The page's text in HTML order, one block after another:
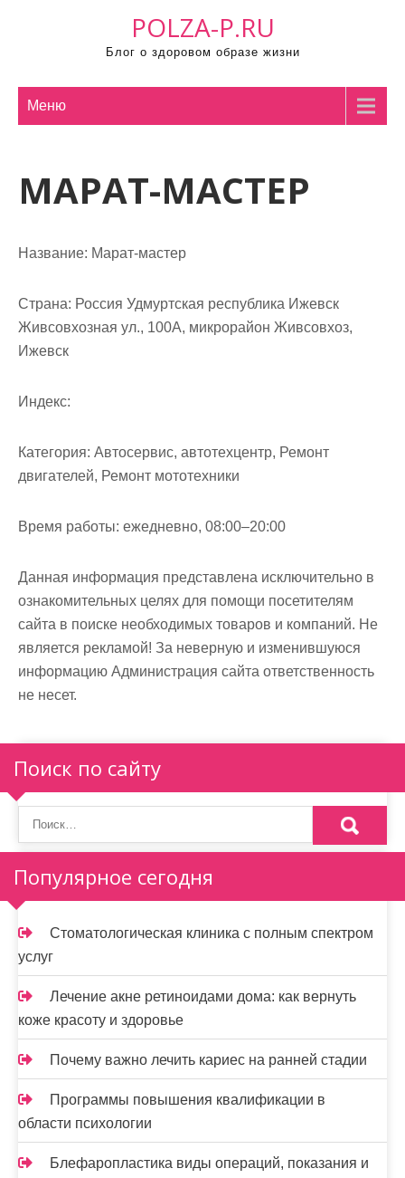
POLZA-P.RU
Блог о здоровом образе жизни
Меню
МАРАТ-МАСТЕР
Название: Марат-мастер
Страна: Россия Удмуртская республика Ижевск
Живсовхозная ул., 100А, микрорайон Живсовхоз,
Ижевск
Индекс:
Категория: Автосервис, автотехцентр, Ремонт
двигателей, Ремонт мототехники
Время работы: ежедневно, 08:00–20:00
Данная информация представлена исключительно в
ознакомительных целях для помощи посетителям
сайта в поиске необходимых товаров и компаний. Не
является рекламой! За неверную и изменившуюся
информацию Администрация сайта ответственность
не несет.
Поиск по сайту
Популярное сегодня
Стоматологическая клиника с полным спектром
услуг
Лечение акне ретиноидами дома: как вернуть
коже красоту и здоровье
Почему важно лечить кариес на ранней стадии
Программы повышения квалификации в
области психологии
Блефаропластика виды операций, показания и